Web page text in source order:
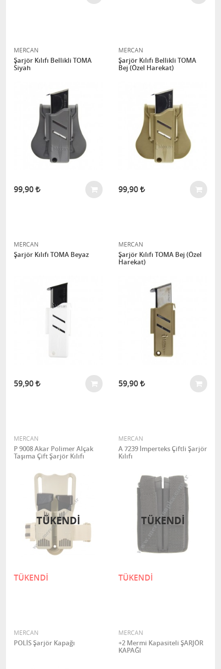
MERCAN
Şarjör Kılıfı Bellikli TOMA
Siyah
99,90
MERCAN
Şarjör Kılıfı Bellikli TOMA
Bej (Özel Harekat)
99,90
MERCAN
Şarjör Kılıfı TOMA Beyaz
59,90
MERCAN
Şarjör Kılıfı TOMA Bej (Özel
Harekat)
59,90
MERCAN
P 9008 Akar Polimer Alçak
Taşıma Çift Şarjör Kılıfı
TÜKENDİ
TÜKENDI
MERCAN
A 7239 İmperteks Çiftli Şarjör
Kılıfı
TÜKENDİ
TÜKENDI
MERCAN
POLİS Şarjör Kapağı
MERCAN
+2 Mermi Kapasiteli ŞARJÖR
KAPAĞI